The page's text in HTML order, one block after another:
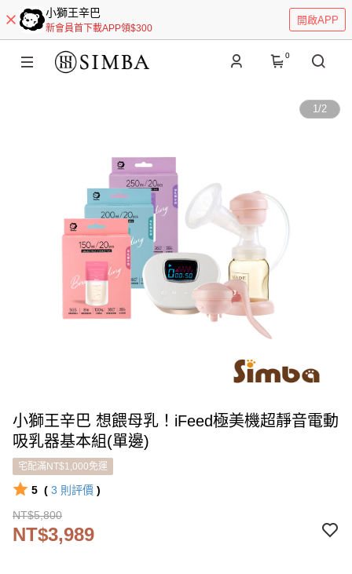
小獅王辛巴
新會員首下載APP領$300
開啟APP
0
1/2
小獅王辛巴 想餵母乳！iFeed極美機超靜音電動
吸乳器基本組(單邊)
宅配滿NT$1,000免運
5 ( 3 則評價 )
NT$5,800
NT$3,989